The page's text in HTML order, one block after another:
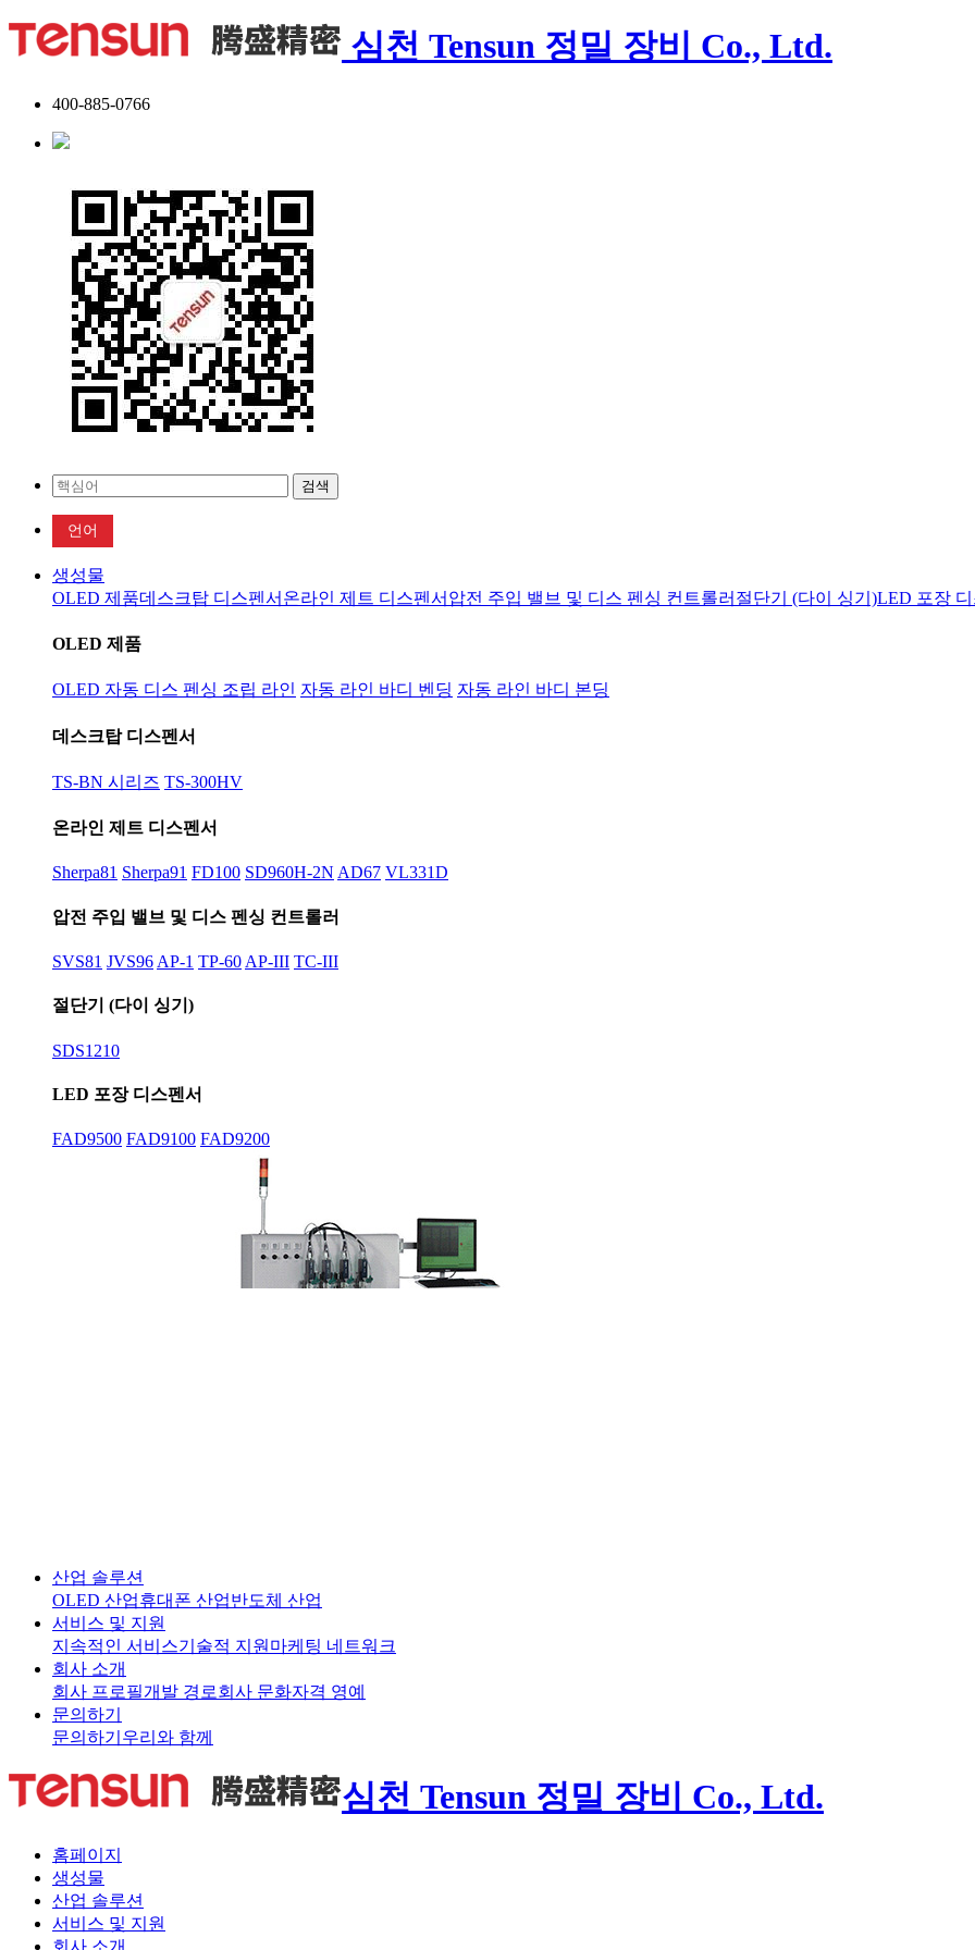
심천 Tensun 정밀 장비 Co., Ltd.
400-885-0766
검색
언어
생성물
OLED 제품데스크탑 디스펜서 온라인 제트 디스펜서 압전 주입 밸브 및 디스 펜싱 컨트롤러 절단기 (다이 싱기)LED 포장
OLED 제품
OLED 자동 디스 펜싱 조립 라인 자동 라인 바디 벤딩 자동 라인 바디 본딩
데스크탑 디스펜서
TS-BN 시리즈 TS-300HV
온라인 제트 디스펜서
Sherpa81 Sherpa91 FD100 SD960H-2N AD67 VL331D
압전 주입 밸브 및 디스 펜싱 컨트롤러
SVS81 JVS96 AP-1 TP-60 AP-III TC-III
절단기 (다이 싱기)
SDS1210
LED 포장 디스펜서
FAD9500 FAD9100 FAD9200
산업 솔루션
OLED 산업휴대폰 산업반도체 산업
서비스 및 지원
지속적인 서비스기술적 지원 마케팅 네트워크
회사 소개
회사 프로필개발 경로회사 문화자격 영예
문의하기
문의하기 우리와 함께
심천 Tensun 정밀 장비 Co., Ltd.
홈페이지
생성물
산업 솔루션
서비스 및 지원
회사 소개